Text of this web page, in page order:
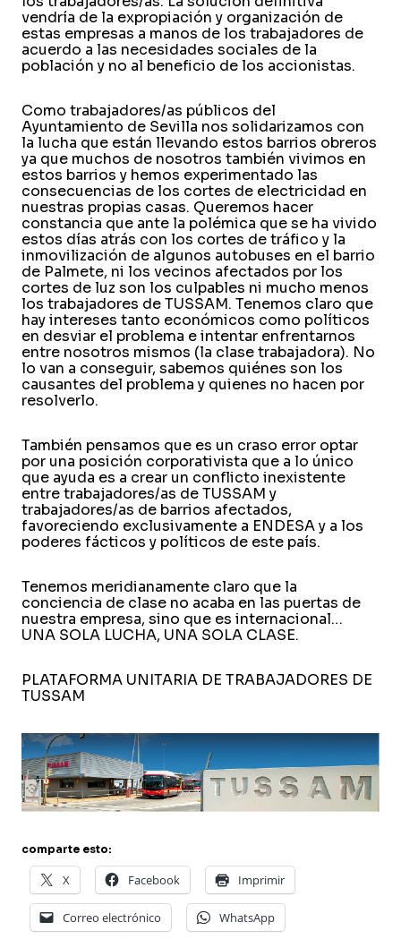
vendría de la expropiación y organización de
estas empresas a manos de los trabajadores de
acuerdo a las necesidades sociales de la
población y no al beneficio de los accionistas.
Como trabajadores/as públicos del
Ayuntamiento de Sevilla nos solidarizamos con
la lucha que están llevando estos barrios obreros
ya que muchos de nosotros también vivimos en
estos barrios y hemos experimentado las
consecuencias de los cortes de electricidad en
nuestras propias casas. Queremos hacer
constancia que ante la polémica que se ha vivido
estos días atrás con los cortes de tráfico y la
inmovilización de algunos autobuses en el barrio
de Palmete, ni los vecinos afectados por los
cortes de luz son los culpables ni mucho menos
los trabajadores de TUSSAM. Tenemos claro que
hay intereses tanto económicos como políticos
en desviar el problema e intentar enfrentarnos
entre nosotros mismos (la clase trabajadora). No
lo van a conseguir, sabemos quiénes son los
causantes del problema y quienes no hacen por
resolverlo.
También pensamos que es un craso error optar
por una posición corporativista que a lo único
que ayuda es a crear un conflicto inexistente
entre trabajadores/as de TUSSAM y
trabajadores/as de barrios afectados,
favoreciendo exclusivamente a ENDESA y a los
poderes fácticos y políticos de este país.
Tenemos meridianamente claro que la
conciencia de clase no acaba en las puertas de
nuestra empresa, sino que es internacional…
UNA SOLA LUCHA, UNA SOLA CLASE.
PLATAFORMA UNITARIA DE TRABAJADORES DE
TUSSAM
comparte esto:
X Facebook Imprimir
Correo electrónico WhatsApp